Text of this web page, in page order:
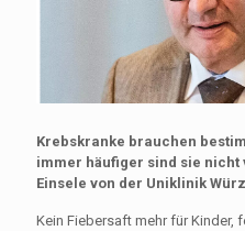
Krebskranke brauchen
immer häufiger sind sie nicht
Einsele von der Uniklinik
Kein Fiebersaft mehr für Kinder,